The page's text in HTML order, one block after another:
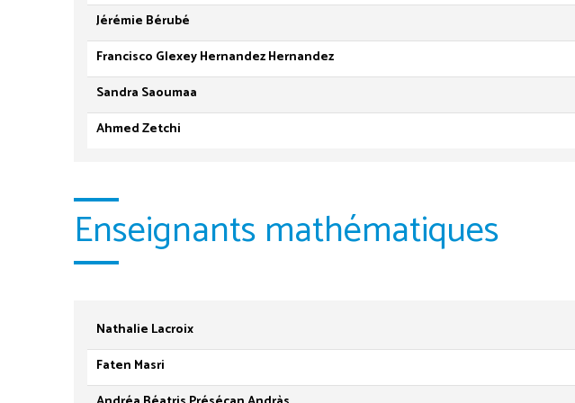
Jérémie Bérubé
Francisco Glexey Hernandez Hernandez
Sandra Saoumaa
Ahmed Zetchi
Enseignants mathématiques
Nathalie Lacroix
Faten Masri